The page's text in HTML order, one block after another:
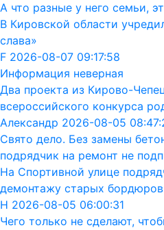
А что разные у него семьи,
В Кировской области
слава»
F 2026-08-07 09:17:58
Информация неверная
Два проекта из Кирово-
всероссийского конкурса
Александр 2026-08-05
Свято дело. Без замены
подрядчик на ремонт не
На Спортивной улице
демонтажу старых бордюров
Н 2026-08-05 06:00:31
Чего только не сделают,